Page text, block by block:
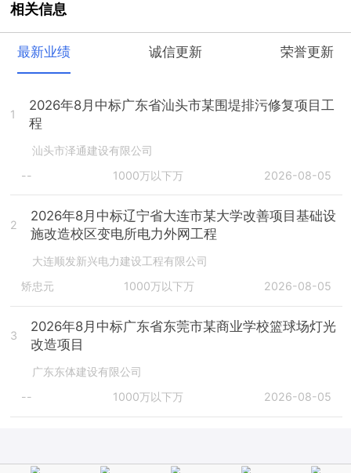
相关信息
最新业绩 诚信更新 荣誉更新
1
2026年8月中标广东省汕头市某围堤排污修复项目工
程
汕头市泽通建设有限公司
--
1000万以下万 2026-08-05
2
2026年8月中标辽宁省大连市某大学改善项目基础设
施改造校区变电所电力外网工程
大连顺发新兴电力建设工程有限公司
矫忠元
1000万以下万 2026-08-05
3
2026年8月中标广东省东莞市某商业学校篮球场灯光
改造项目
广东东体建设有限公司
--
1000万以下万 2026-08-05